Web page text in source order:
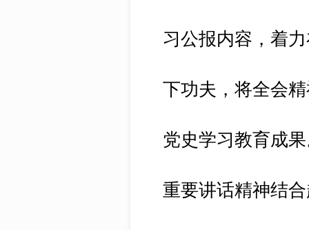
习公报内容，着
下功夫，将全会
党史学习教育成
重要讲话精神结